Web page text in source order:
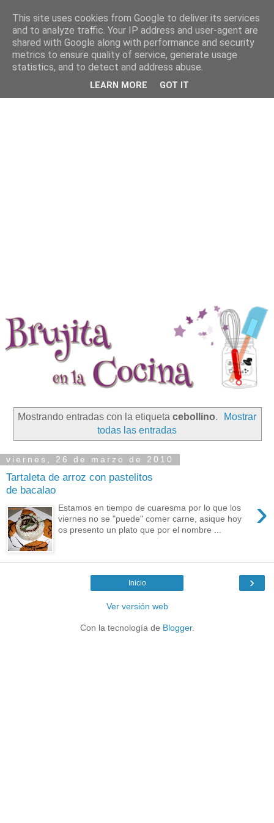
Mostrando entradas con la etiqueta cebollino.
Mostrar
todas las entradas
viernes, 26 de marzo de 2010
Tartaleta de arroz con pastelitos
de bacalao
›
Estamos en tiempo de cuaresma por lo que los
viernes no se "puede" comer carne, asique hoy
os presento un plato que por el nombre ...
›
Inicio
Ver versión web
Con la tecnología de Blogger.
This site uses cookies from Google to deliver its services
and to analyze traffic. Your IP address and user-agent are
shared with Google along with performance and security
metrics to ensure quality of service, generate usage
statistics, and to detect and address abuse.
LEARN MORE GOT IT